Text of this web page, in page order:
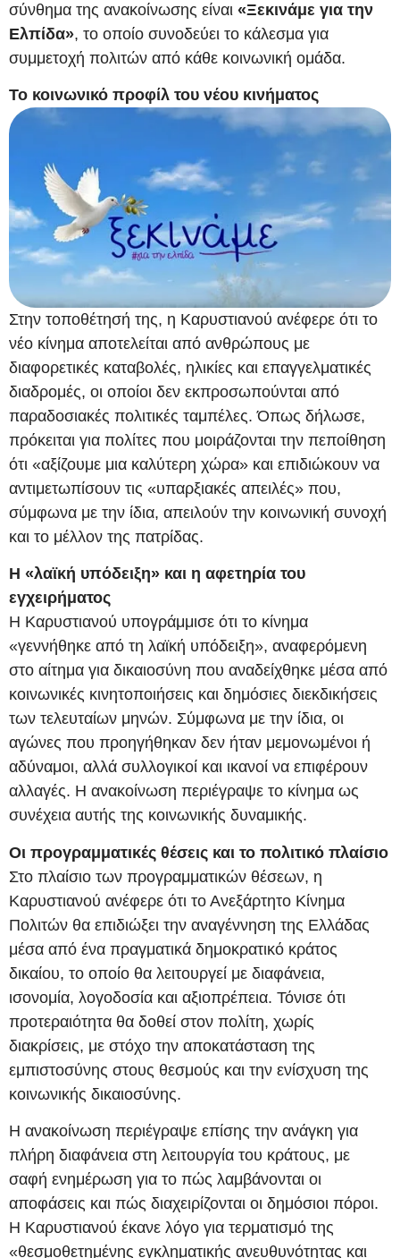
σύνθημα της ανακοίνωσης είναι «Ξεκινάμε για την
Ελπίδα», το οποίο συνοδεύει το κάλεσμα για
συμμετοχή πολιτών από κάθε κοινωνική ομάδα.
Το κοινωνικό προφίλ του νέου κινήματος
Στην τοποθέτησή της, η Καρυστιανού ανέφερε ότι το
νέο κίνημα αποτελείται από ανθρώπους με
διαφορετικές καταβολές, ηλικίες και επαγγελματικές
διαδρομές, οι οποίοι δεν εκπροσωπούνται από
παραδοσιακές πολιτικές ταμπέλες. Όπως δήλωσε,
πρόκειται για πολίτες που μοιράζονται την πεποίθηση
ότι «αξίζουμε μια καλύτερη χώρα» και επιδιώκουν να
αντιμετωπίσουν τις «υπαρξιακές απειλές» που,
σύμφωνα με την ίδια, απειλούν την κοινωνική συνοχή
και το μέλλον της πατρίδας.
Η «λαϊκή υπόδειξη» και η αφετηρία του
εγχειρήματος
Η Καρυστιανού υπογράμμισε ότι το κίνημα
«γεννήθηκε από τη λαϊκή υπόδειξη», αναφερόμενη
στο αίτημα για δικαιοσύνη που αναδείχθηκε μέσα από
κοινωνικές κινητοποιήσεις και δημόσιες διεκδικήσεις
των τελευταίων μηνών. Σύμφωνα με την ίδια, οι
αγώνες που προηγήθηκαν δεν ήταν μεμονωμένοι ή
αδύναμοι, αλλά συλλογικοί και ικανοί να επιφέρουν
αλλαγές. Η ανακοίνωση περιέγραψε το κίνημα ως
συνέχεια αυτής της κοινωνικής δυναμικής.
Οι προγραμματικές θέσεις και το πολιτικό πλαίσιο
Στο πλαίσιο των προγραμματικών θέσεων, η
Καρυστιανού ανέφερε ότι το Ανεξάρτητο Κίνημα
Πολιτών θα επιδιώξει την αναγέννηση της Ελλάδας
μέσα από ένα πραγματικά δημοκρατικό κράτος
δικαίου, το οποίο θα λειτουργεί με διαφάνεια,
ισονομία, λογοδοσία και αξιοπρέπεια. Τόνισε ότι
προτεραιότητα θα δοθεί στον πολίτη, χωρίς
διακρίσεις, με στόχο την αποκατάσταση της
εμπιστοσύνης στους θεσμούς και την ενίσχυση της
κοινωνικής δικαιοσύνης.
Η ανακοίνωση περιέγραψε επίσης την ανάγκη για
πλήρη διαφάνεια στη λειτουργία του κράτους, με
σαφή ενημέρωση για το πώς λαμβάνονται οι
αποφάσεις και πώς διαχειρίζονται οι δημόσιοι πόροι.
Η Καρυστιανού έκανε λόγο για τερματισμό της
«θεσμοθετημένης εγκληματικής ανευθυνότητας και